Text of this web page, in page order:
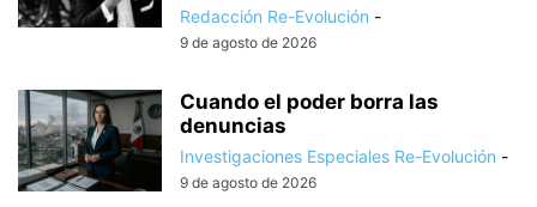
Redacción Re-Evolución -
9 de agosto de 2026
Cuando el poder borra las
denuncias
Investigaciones Especiales Re-Evolución -
9 de agosto de 2026